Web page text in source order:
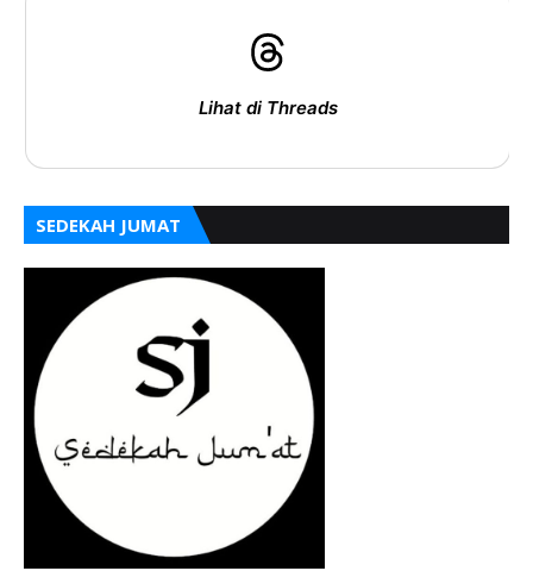
Lihat di Threads
SEDEKAH JUMAT